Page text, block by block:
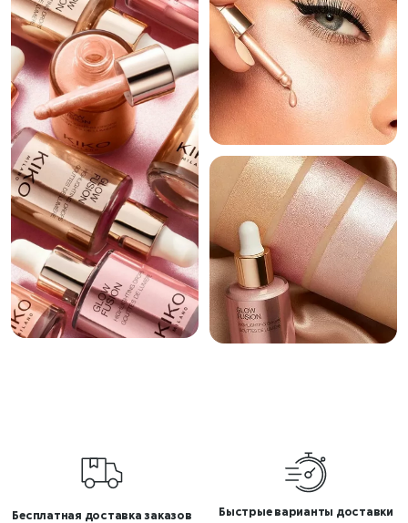
Бесплатная доставка заказов
Быстрые варианты доставки